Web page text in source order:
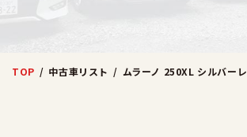
TOP 中古車リスト ムラーノ 250XL シルバーレザーアンコール (オレンジ)